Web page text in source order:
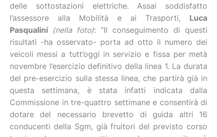
delle sottostazioni elettriche. Assai soddisfatto
l’assessore alla Mobilità e ai Trasporti, Luca
Pasqualini (nella foto): “Il conseguimento di questi
risultati -ha osservato- porta ad otto il numero dei
veicoli messi a tutt’oggi in servizio e fissa per metà
novembre l’esercizio definitivo della linea 1. La durata
del pre-esercizio sulla stessa linea, che partirà già in
questa settimana, è stata infatti indicata dalla
Commissione in tre-quattro settimane e consentirà di
dotare del necessario brevetto di guida altri 16
conducenti della Sgm, già fruitori del previsto corso